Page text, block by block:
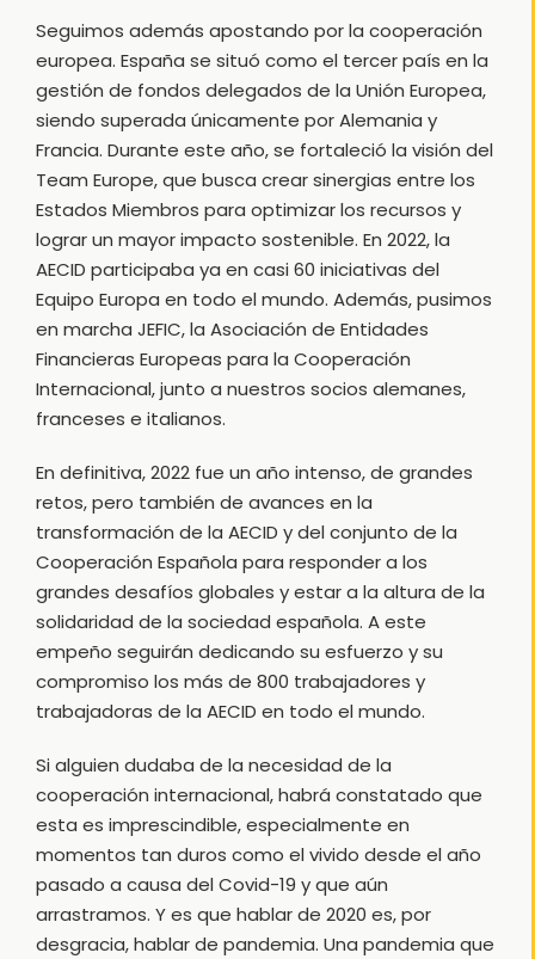
Seguimos además apostando por la cooperación
europea. España se situó como el tercer país en la
gestión de fondos delegados de la Unión Europea,
siendo superada únicamente por Alemania y
Francia. Durante este año, se fortaleció la visión del
Team Europe, que busca crear sinergias entre los
Estados Miembros para optimizar los recursos y
lograr un mayor impacto sostenible. En 2022, la
AECID participaba ya en casi 60 iniciativas del
Equipo Europa en todo el mundo. Además, pusimos
en marcha JEFIC, la Asociación de Entidades
Financieras Europeas para la Cooperación
Internacional, junto a nuestros socios alemanes,
franceses e italianos.
En definitiva, 2022 fue un año intenso, de grandes
retos, pero también de avances en la
transformación de la AECID y del conjunto de la
Cooperación Española para responder a los
grandes desafíos globales y estar a la altura de la
solidaridad de la sociedad española. A este
empeño seguirán dedicando su esfuerzo y su
compromiso los más de 800 trabajadores y
trabajadoras de la AECID en todo el mundo.
Si alguien dudaba de la necesidad de la
cooperación internacional, habrá constatado que
esta es imprescindible, especialmente en
momentos tan duros como el vivido desde el año
pasado a causa del Covid-19 y que aún
arrastramos. Y es que hablar de 2020 es, por
desgracia, hablar de pandemia. Una pandemia que